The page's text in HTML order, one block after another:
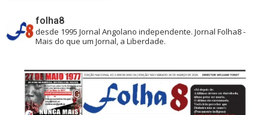
folha8
desde 1995 Jornal Angolano independente.Jornal Folha8 -
Mais do que um Jornal, a Liberdade.